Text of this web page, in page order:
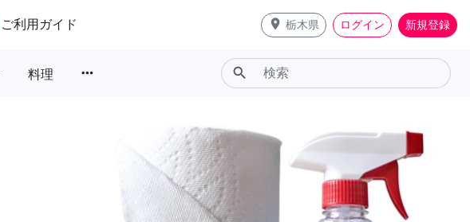
ご利用ガイド place 栃木県 ログイン 新規登録
料理 more_horiz search